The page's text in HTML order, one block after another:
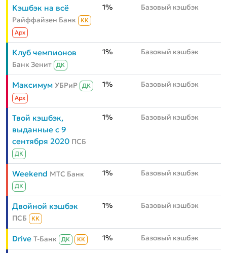
Кэшбэк на всё
Райффайзен Банк
КК
Aрх
1% Базовый кэшбэк
Клуб чемпионов
Банк Зенит ДК
1% Базовый кэшбэк
Максимум УБРиР
ДК
Aрх
1% Базовый кэшбэк
Твой кэшбэк,
выданные с 9
сентября 2020 ПСБ
ДК
1% Базовый кэшбэк
Weekend МТС Банк
ДК
1% Базовый кэшбэк
Двойной кэшбэк
ПСБ КК
1% Базовый кэшбэк
Drive Т-Банк ДК КК 1% Базовый кэшбэк